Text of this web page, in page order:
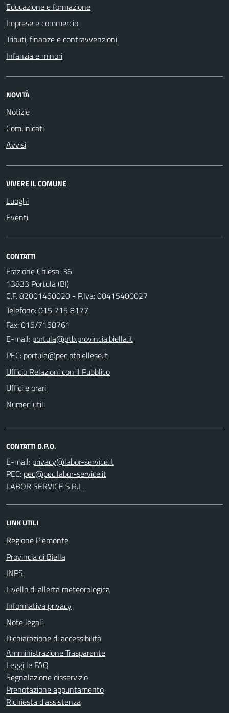
Educazione e formazione
Imprese e commercio
Tributi, finanze e contravvenzioni
Infanzia e minori
NOVITÀ
Notizie
Comunicati
Avvisi
VIVERE IL COMUNE
Luoghi
Eventi
CONTATTI
Frazione Chiesa, 36
13833 Portula (BI)
C.F. 82001450020 - P.Iva: 00415400027
Telefono:015 715 8177
Fax: 015/7158761
E-mail:
PEC:
Ufficio Relazioni con il Pubblico
Uffici e orari
Numeri utili
CONTATTI D.P.O.
E-mail:
PEC:
LABOR SERVICE S.R.L.
LINK UTILI
Regione Piemonte
Provincia di Biella
INPS
Livello di allerta meteorologica
Informativa privacy
Note legali
Dichiarazione di accessibilità
Amministrazione Trasparente
Leggi le FAQ
Segnalazione disservizio
Prenotazione appuntamento
Richiesta d'assistenza